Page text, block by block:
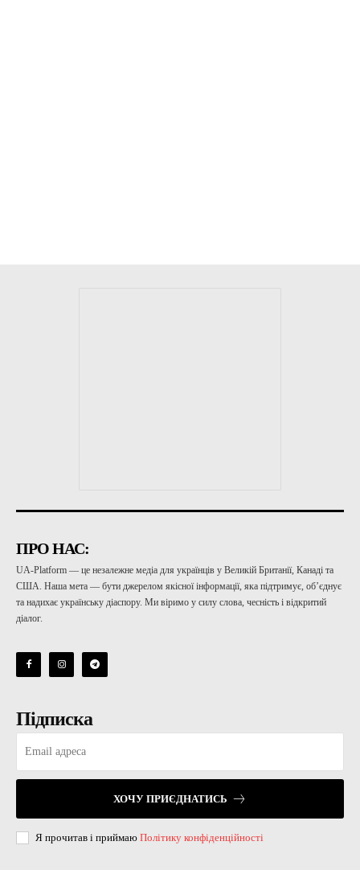
ПРО НАС:
UA-Platform — це незалежне медіа для українців у Великій Британії, Канаді та
США. Наша мета — бути джерелом якісної інформації, яка підтримує, об’єднує
та надихає українську діаспору. Ми віримо у силу слова, чесність і відкритий
діалог.
Підписка
ХОЧУ ПРИЄДНАТИСЬ
Я прочитав і приймаю Політику конфіденційності